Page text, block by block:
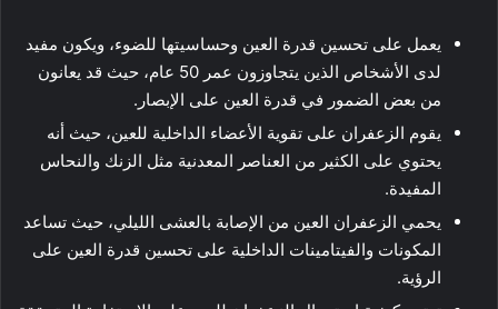
يعمل على تحسين قدرة العين وحساسيتها للضوء، ويكون مفيد
لدى الأشخاص الذين يتجاوزون عمر 50 عام، حيث قد يعانون
من بعض الضمور في قدرة العين على الإبصار.
يقوم الزعفران على تقوية الأعضاء الداخلية للعين، حيث أنه
يحتوي على الكثير من العناصر المعدنية مثل الزنك والنحاس
المفيدة.
يحمي الزعفران العين من الإصابة بالعشى الليلي، حيث تساعد
المكونات والفيتامينات الداخلية على تحسين قدرة العين على
الرؤية.